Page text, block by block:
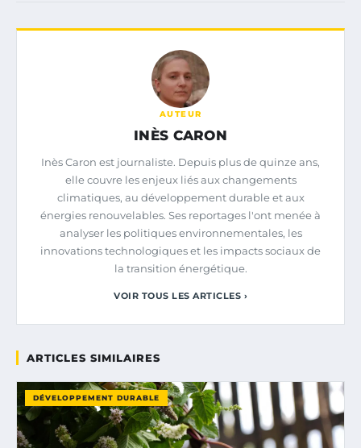
AUTEUR
INÈS CARON
Inès Caron est journaliste. Depuis plus de quinze ans,
elle couvre les enjeux liés aux changements
climatiques, au développement durable et aux
énergies renouvelables. Ses reportages l'ont menée à
analyser les politiques environnementales, les
innovations technologiques et les impacts sociaux de
la transition énergétique.
VOIR TOUS LES ARTICLES ›
ARTICLES SIMILAIRES
DÉVELOPPEMENT DURABLE